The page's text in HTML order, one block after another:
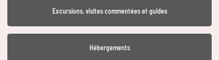
Excursions, visites commentées et guides
Hébergements